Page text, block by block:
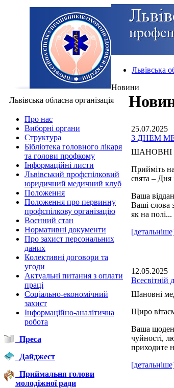
Львівська
Новини
Львівська обласна організація
Про нас
Виборні органи
Структура
Бібліотека головного лікаря
та голови профкому
Інформаційні листи
Львівський профспілковий
юридичний медичний клуб
Положення
Положення про первинну
профспілкову організацію
Воєнний стан
Нормативні документи
Про захист персональних
даних
Колективні договори та
угоди
Актуальні питання з оплати
праці
Соціально-економічний
захист
Інформаційно-аналітична
робота
Преса
Дайджест
Приймальня голови
молодіжної ради
25.07.2025
З ДНЕМ
ШАНОВНІ
Прийміть
свята – Дня
Ваша
Ваші слова
як на полі...
12.05.2025
Всесвітній
Шановні
Щиро
Ваша
чуйності,
приходите